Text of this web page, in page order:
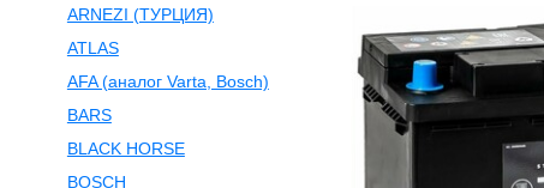
ARNEZI (ТУРЦИЯ)
ATLAS
AFA (аналог Varta, Bosch)
BARS
BLACK HORSE
BOSCH